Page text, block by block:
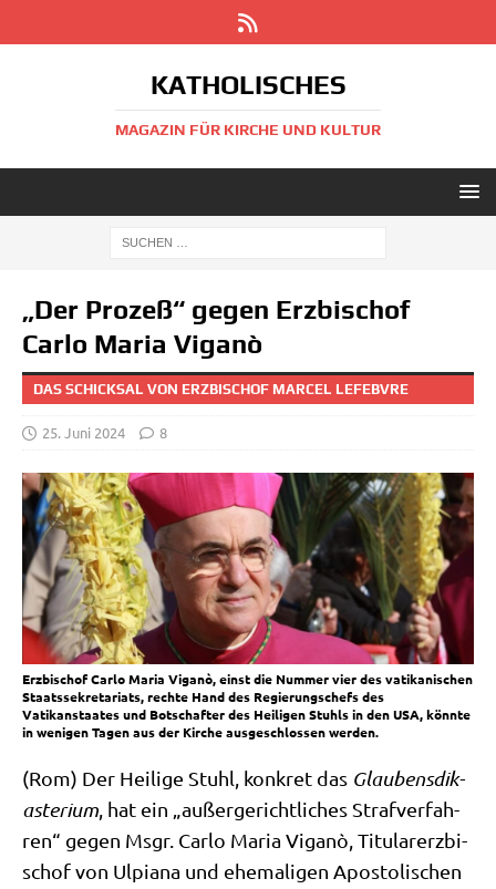
KATHOLISCHES
MAGAZIN FÜR KIRCHE UND KULTUR
„Der Prozeß“ gegen Erzbischof
Carlo Maria Viganò
DAS SCHICKSAL VON ERZBISCHOF MARCEL LEFEBVRE
25. Juni 2024 8
Erzbischof Carlo Maria Viganò, einst die Nummer vier des vatikanischen
Staatssekretariats, rechte Hand des Regierungschefs des
Vatikanstaates und Botschafter des Heiligen Stuhls in den USA, könnte
in wenigen Tagen aus der Kirche ausgeschlossen werden.
(Rom) Der Hei­li­ge Stuhl, kon­kret das Glau­bens­dik­
aste­ri­um, hat ein „außer­ge­richt­li­ches Straf­ver­fah­
ren“ gegen Msgr. Car­lo Maria Viganò, Titu­lar­erz­bi­
schof von Ulpia­na und ehe­ma­li­gen Apo­sto­li­schen